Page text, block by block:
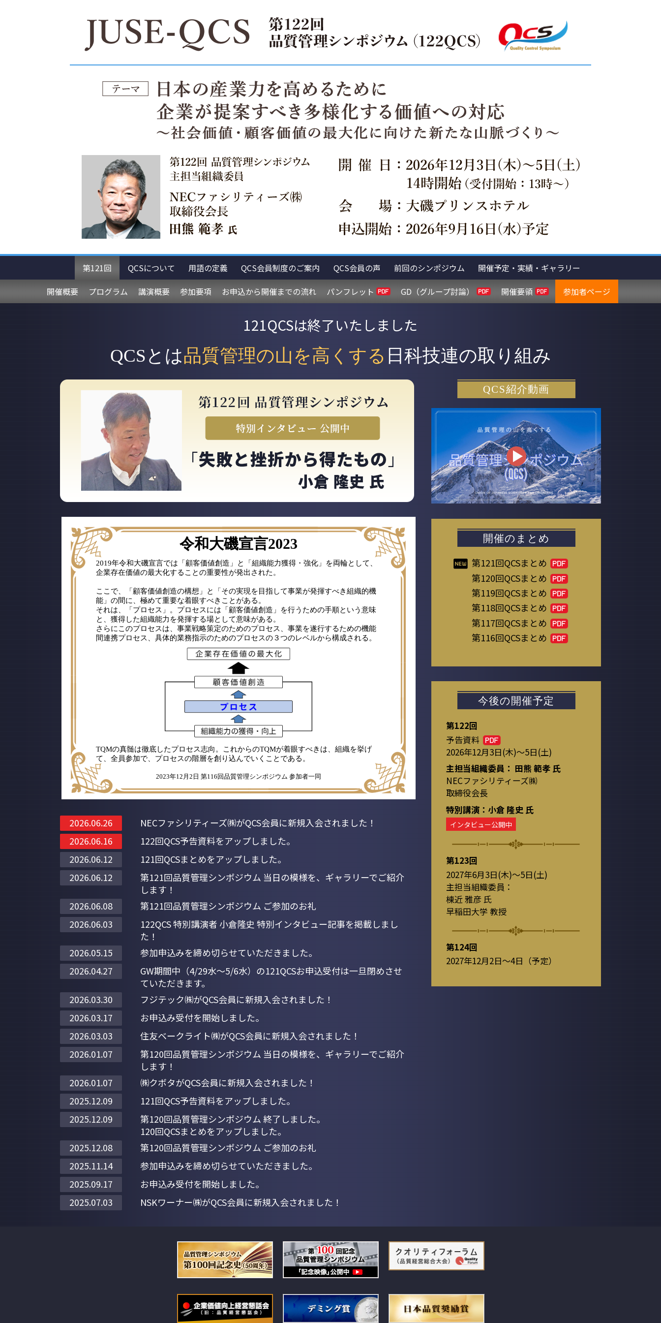
第121回 QCSについて 用語の定義 QCS会員制度のご案内 QCS会員の声 前回のシンポジウム
開催予定・実績・ギャラリー
開催概要
プログラム 講演概要 参加要項 お申込から開催までの流れ パンフレット GD（グループ討論） 開催要領 参加者ページ
121QCSは終了いたしました
QCSとは品質管理の山を高くする 日科技連の取り組み
令和大磯宣言2023
2019年令和大磯宣言では「顧客価値創造」と「組織能力獲得・強化」を両輪として、
企業存在価値の最大化することの重要性が発出された。
ここで、「顧客価値創造の構想」と「その実現を目指して事業が発揮すべき組織的機
能」の間に、極めて重要な着眼すべきことがある。
それは、「プロセス」。プロセスには「顧客価値創造」を行うための手順という意味
と、獲得した組織能力を発揮する場として意味がある。
さらにこのプロセスは、事業戦略策定のためのプロセス、事業を遂行するための機能
間連携プロセス、具体的業務指示のためのプロセスの３つのレベルから構成される。
TQMの真髄は徹底したプロセス志向。これからのTQMが着眼すべきは、組織を挙げ
て、全員参加で、プロセスの階層を創り込んでいくことである。
2023年12月2日 第116回品質管理シンポジウム 参加者一同
2026.06.26
NECファシリティーズ㈱がQCS会員に新規入会されました！
2026.06.16
122回QCS予告資料をアップしました。
2026.06.12
121回QCSまとめをアップしました。
2026.06.12
第121回品質管理シンポジウム 当日の模様を、ギャラリーでご紹介
します！
2026.06.08
第121回品質管理シンポジウム ご参加のお礼
2026.06.03
122QCS 特別講演者 小倉隆史 特別インタビュー記事を掲載しまし
た！
2026.05.15
参加申込みを締め切らせていただきました。
2026.04.27
GW期間中（4/29水～5/6水）の121QCSお申込受付は一旦閉めさせ
ていただきます。
2026.03.30
フジテック㈱がQCS会員に新規入会されました！
2026.03.17
お申込み受付を開始しました。
2026.03.03
住友ベークライト㈱がQCS会員に新規入会されました！
2026.01.07
第120回品質管理シンポジウム 当日の模様を、ギャラリーでご紹介
します！
2026.01.07
㈱クボタがQCS会員に新規入会されました！
2025.12.09
121回QCS予告資料をアップしました。
2025.12.09
第120回品質管理シンポジウム 終了しました。
120回QCSまとめをアップしました。
2025.12.08
第120回品質管理シンポジウム ご参加のお礼
2025.11.14
参加申込みを締め切らせていただきました。
2025.09.17
お申込み受付を開始しました。
2025.07.03
NSKワーナー㈱がQCS会員に新規入会されました！
QCS紹介動画
開催のまとめ
第121回QCSまとめ
第120回QCSまとめ
第119回QCSまとめ
第118回QCSまとめ
第117回QCSまとめ
第116回QCSまとめ
今後の開催予定
第122回
予告資料
2026年12月3日(木)～5日(土)
主担当組織委員： 田熊 範孝 氏
NECファシリティーズ㈱
取締役会長
特別講演：小倉 隆史 氏
インタビュー公開中
第123回
2027年6月3日(木)～5日(土)
主担当組織委員：
棟近 雅彦 氏
早稲田大学 教授
第124回
2027年12月2日～4日（予定）